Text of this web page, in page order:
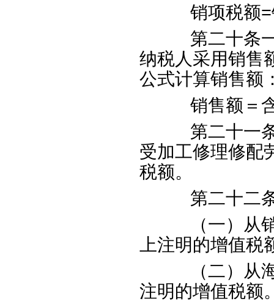
销项税额=
第二十条一
纳税人采用销售
公式计算销售额
销售额＝含
第二十一条
受加工修理修配
税额。
第二十二条
（一）从销
上注明的增值税
（二）从海
注明的增值税额